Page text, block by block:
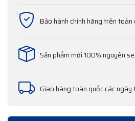
Bảo hành chính hãng trên toàn
Sản phẩm mới 100% nguyên
Giao hàng toàn quốc các ngày